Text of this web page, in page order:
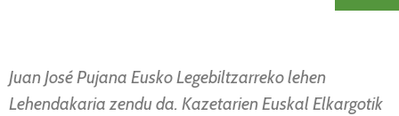
Juan José Pujana Eusko Legebiltzarreko lehen
Lehendakaria zendu da. Kazetarien Euskal Elkargotik